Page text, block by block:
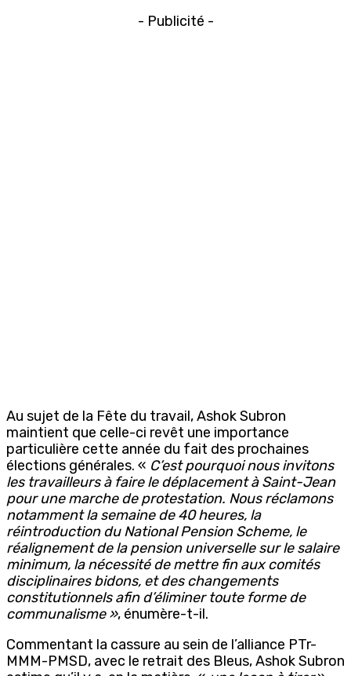
- Publicité -
Au sujet de la Fête du travail, Ashok Subron
maintient que celle-ci revêt une importance
particulière cette année du fait des prochaines
élections générales. « C’est pourquoi nous invitons
les travailleurs à faire le déplacement à Saint-Jean
pour une marche de protestation. Nous réclamons
notamment la semaine de 40 heures, la
réintroduction du National Pension Scheme, le
réalignement de la pension universelle sur le salaire
minimum, la nécessité de mettre fin aux comités
disciplinaires bidons, et des changements
constitutionnels afin d’éliminer toute forme de
communalisme », énumère-t-il.
Commentant la cassure au sein de l’alliance PTr-
MMM-PMSD, avec le retrait des Bleus, Ashok Subron